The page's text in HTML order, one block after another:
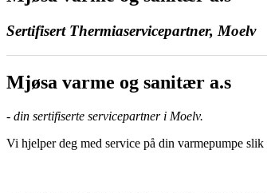
Sertifisert Thermiaservicepartner, Moelv
Mjøsa varme og sanitær a.s
- din sertifiserte servicepartner i Moelv.
Vi hjelper deg med service på din varmepumpe